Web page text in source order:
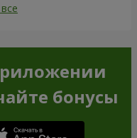
бонусы